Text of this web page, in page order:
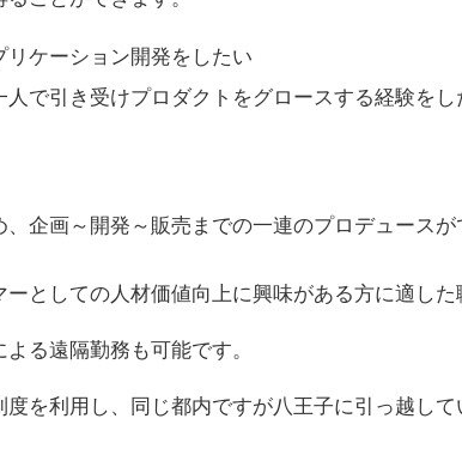
ケーション開発をしたい
で引き受けプロダクトをグロースする経験をし
企画～開発～販売までの一連のプロデュース
としての人材価値向上に興味がある方に適し
る遠隔勤務も可能です。
を利用し、同じ都内ですが八王子に引っ越して